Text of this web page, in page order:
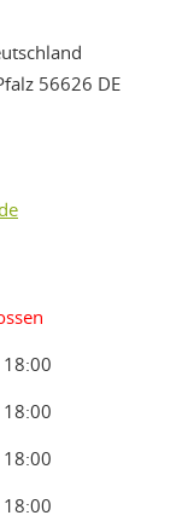
56626 DE